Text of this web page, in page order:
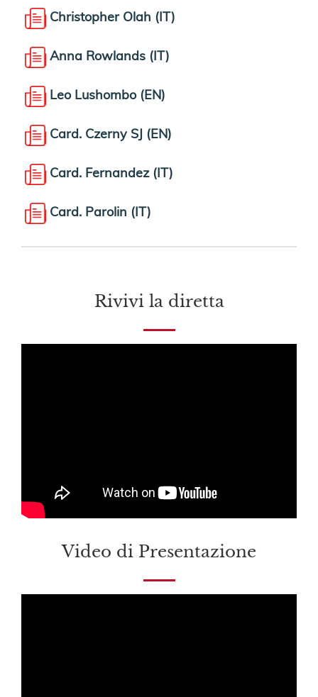
Christopher Olah (IT)
Anna Rowlands (IT)
Leo Lushombo (EN)
Card. Czerny SJ (EN)
Card. Fernandez (IT)
Card. Parolin (IT)
Rivivi la diretta
Video di Presentazione